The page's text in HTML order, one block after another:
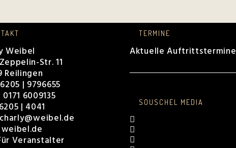
Weibel
Str. 11
Reilingen
| 9796655
6009135
| 4041
charly@weibel.de
weibel.de
Veranstalter
TERMINE
Aktuelle Auftrittstermine
SOUSCHEL MEDIA